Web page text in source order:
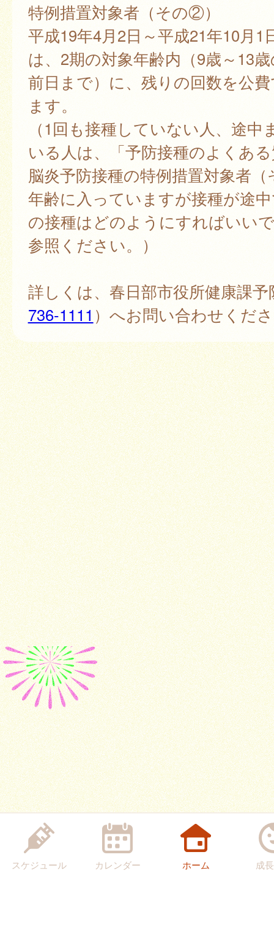
特例措置対象者（その②）
平成19年4月2日～平成21年10月1
は、2期の対象年齢内（9歳～13
前日まで）に、残りの回数を公
ます。
（1回も接種していない人、途中
いる人は、「予防接種のよくあ
脳炎予防接種の特例措置対象者
年齢に入っていますが接種が途
の接種はどのようにすればいい
参照ください。）
詳しくは、春日部市役所健康課予
736-1111 ）へお問い合わせくだ
スケジュール カレンダー ホーム 成